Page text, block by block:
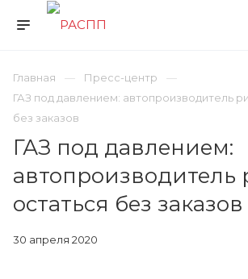
Главная
Пресс-центр
ГАЗ под давлением: автопроизводитель
без заказов
ГАЗ под давлением:
автопроизводитель
остаться без
30 апреля 2020